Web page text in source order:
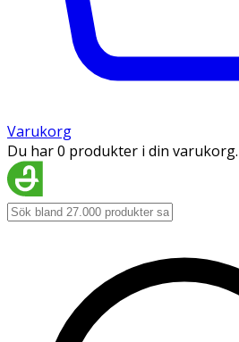
Varukorg
Du har 0 produkter i din varukorg.